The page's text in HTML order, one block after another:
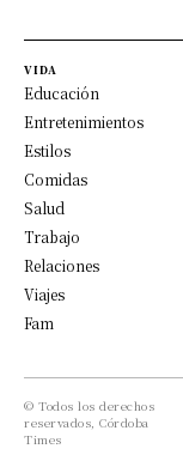
VIDA
Educación
Entretenimientos
Estilos
Comidas
Salud
Trabajo
Relaciones
Viajes
Fam
© Todos los derechos
reservados, Córdoba
Times